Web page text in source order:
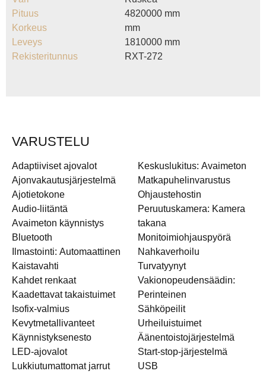
Pituus
4820000 mm
Korkeus
mm
Leveys
1810000 mm
Rekisteritunnus
RXT-272
VARUSTELU
Adaptiiviset ajovalot
Ajonvakautusjärjestelmä
Ajotietokone
Audio-liitäntä
Avaimeton käynnistys
Bluetooth
Ilmastointi: Automaattinen
Kaistavahti
Kahdet renkaat
Kaadettavat takaistuimet
Isofix-valmius
Kevytmetallivanteet
Käynnistyksenesto
LED-ajovalot
Lukkiutumattomat jarrut
Keskuslukitus: Avaimeton
Matkapuhelinvarustus
Ohjaustehostin
Peruutuskamera: Kamera
takana
Monitoimiohjauspyörä
Nahkaverhoilu
Turvatyynyt
Vakionopeudensäädin:
Perinteinen
Sähköpeilit
Urheiluistuimet
Äänentoistojärjestelmä
Start-stop-järjestelmä
USB